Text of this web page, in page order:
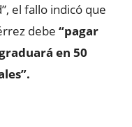
el fallo indicó que
debe “pagar
en 50